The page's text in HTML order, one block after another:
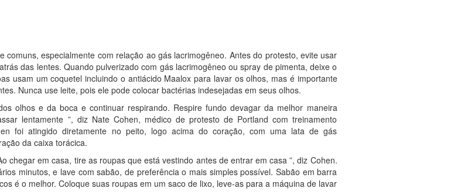
comuns, especialmente com relação ao gás lacrimogêneo. Antes do protesto, evite usar
das lentes. Quando pulverizado com gás lacrimogêneo ou spray de pimenta, deixe o
usam um coquetel incluindo o antiácido Maalox para lavar os olhos, mas é importante
Nunca use leite, pois ele pode colocar bactérias indesejadas em seus olhos.
olhos e da boca e continuar respirando. Respire fundo devagar da melhor maneira
lentamente ”, diz Nate Cohen, médico de protesto de Portland com treinamento
foi atingido diretamente no peito, logo acima do coração, com uma lata de gás
da caixa torácica.
chegar em casa, tire as roupas que está vestindo antes de entrar em casa ”, diz Cohen.
minutos, e lave com sabão, de preferência o mais simples possível. Sabão em barra
é o melhor. Coloque suas roupas em um saco de lixo, leve-as para a máquina de lavar